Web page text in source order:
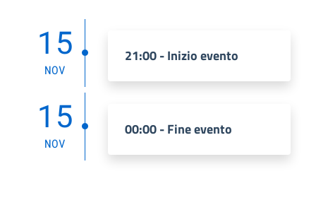
15
NOV
21:00 - Inizio evento
15
NOV
00:00 - Fine evento